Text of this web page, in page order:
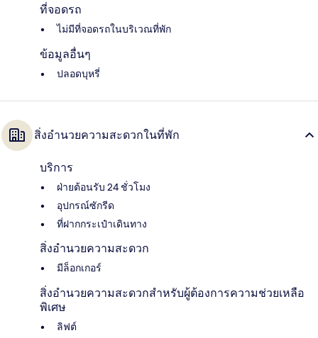
ที่จอดรถ
ไม่มีที่จอดรถในบริเวณที่พัก
ข้อมูลอื่นๆ
ปลอดบุหรี่
สิ่งอำนวยความสะดวกในที่พัก
บริการ
ฝ่ายต้อนรับ 24 ชั่วโมง
อุปกรณ์ซักรีด
ที่ฝากกระเป๋าเดินทาง
สิ่งอำนวยความสะดวก
มีล็อกเกอร์
สิ่งอำนวยความสะดวกสำหรับผู้ต้องการความช่วยเหลือ
พิเศษ
ลิฟต์